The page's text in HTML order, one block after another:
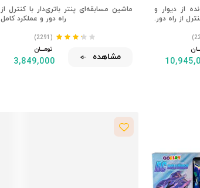
از دیوار و
از راه دور.
ماشین مسابقه‌ای پنتر باتری‌دار با کنترل از
راه دور و عملکرد کامل
(2291)
تومــــــان
3,849,000 مشاهده